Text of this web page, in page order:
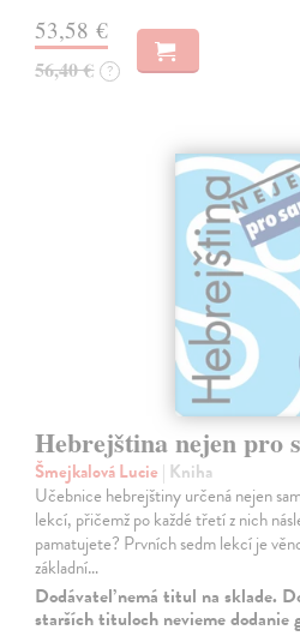
53,58 €
56,40 € ?
Hebrejština nejen pro
Šmejkalová Lucie | Kniha
Učebnice hebrejštiny určená nejen
lekcí, přičemž po každé třetí z nich
pamatujete? Prvních sedm lekcí je
základní…
Dodávateľ nemá titul na sklade.
starších tituloch nevieme dodanie